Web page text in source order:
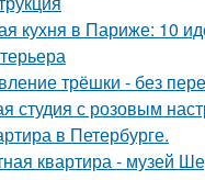
кухня в Париже: 10
трёшки - без
студия с розовым
в Петербурге.
квартира - музей